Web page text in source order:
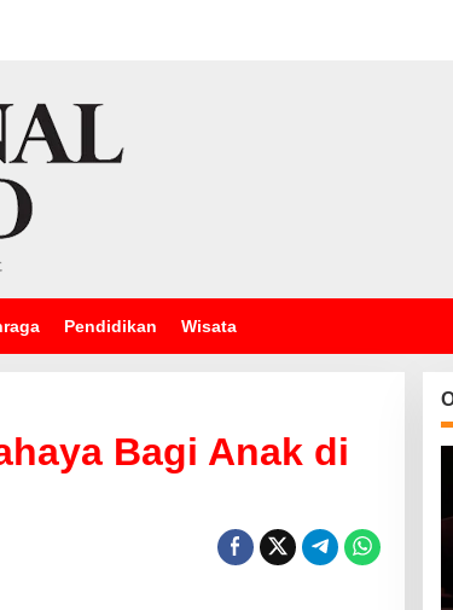
Pendidikan Wisata
Bagi Anak di